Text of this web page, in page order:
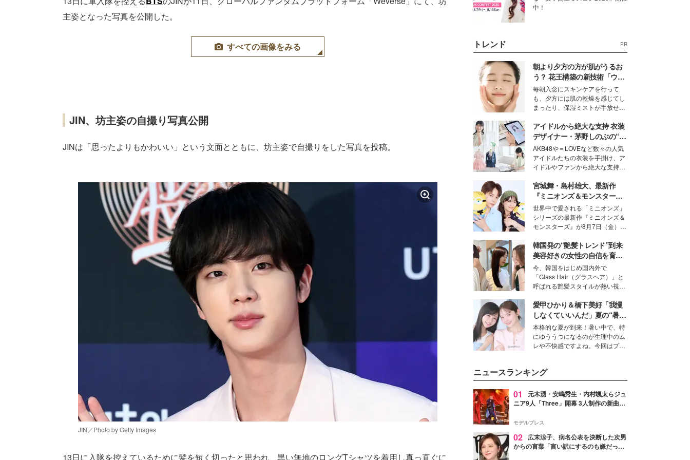
主姿となった写真を公開した。
すべての画像をみる
JIN、坊主姿の自撮り写真公開
JINは「思ったよりもかわいい」という文面とともに、坊主姿で自撮りをした写真を投稿。
JIN／Photo by Getty Images
13日に入隊を控えているために髪を短く切ったと思われ、黒い無地のロングTシャツを着用し真っ直ぐに
中！
トレンド PR
朝より夕方の方が肌がうるお
う？ 花王構築の新技術「ウォ
ーターキャプチャリングスキ
ン（捕水肌）」がスキンケア
の常識を変える予感
毎朝入念にスキンケアを行って
も、夕方には肌の乾燥を感じてし
まったり、保湿ミストが手放せな
な美容の常識を大きく変える可能
性を秘めた、革新的な「Water
Capturing Skin（ウォーターキャ
プチャリングスキン：捕水肌）」
技術を、花王が構築した。
アイドルから絶大な支持 衣装
デザイナー・茅野しのぶの“可
愛い”を作る美学＜「シチズン
クロスシー」インタビュー＞
AKB48や＝LOVEなど数々の人気
アイドルたちの衣装を手掛け、ア
イドルやファンから絶大な支持を
取締役兼クリエイティブディレク
ター・茅野しのぶ。一人ひとりの
個性に寄り添い、魅力を引き出す
衣装作りは、多くの女性たちに勇
気と自信を与え続けている。
宮城舞・島村雄大、最新作
『ミニオンズ＆モンスター
ズ』の魅力熱弁 ハチャメチャ
だけじゃない“友情と絆”に感
動
世界中で愛される「ミニオンズ」
シリーズの最新作『ミニオンズ＆
モンスターズ』が8月7日（金）に
ニオン好き”という共通点を持つモ
デルの宮城舞と島村雄大の特別対
談をお届け！それぞれの視点か
ら、今作ならではの魅力や予想外
の感動をもたらす奥深いストーリ
ーについて熱く語り合ってもらっ
た。
韓国発の“艶髪トレンド”到来
美容好きの女性の自信を育む
「ヘアケア事情」って？
今、韓国をはじめ国内外で
「Glass Hair（グラスヘア）」と
呼ばれる艶髪スタイルが熱い視線
ションの完成度を高めるベースと
して、“髪そのものの美しさ”に改
めて注目する人が増えている様
子。今回は、そんな憧れの艶やか
な髪を日常で叶える、美容好きの
女性たちのヘアケア事情を紹介し
愛甲ひかり＆橋下美好「我慢
しなくていいんだ」夏の“暑さ
対策”の新しい選択肢とは？
本格的な夏が到来！暑い中で、特
にゆううつになるのが生理中のム
レや不快感ですよね。今回はプラ
好さんを迎えて本音で女子会トー
ク。猛暑のお出かけを快適に過ご
すヒントや、2人が感動した夏の
生理の新常識にも迫りました。
ニュースランキング
01
元木湧・安嶋秀生・内村颯太らジュ
ニア9人「Three」開幕 3人制作の新曲＆
進んで夢を掴みたい」【ゲネプロレポ】
モデルプレス
02
広末涼子、病名公表を決断した次男
からの言葉「言い訳にするのも嫌だっ